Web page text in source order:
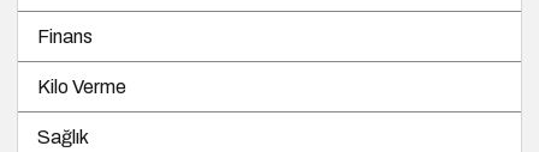
Finans
Kilo Verme
Sağlık